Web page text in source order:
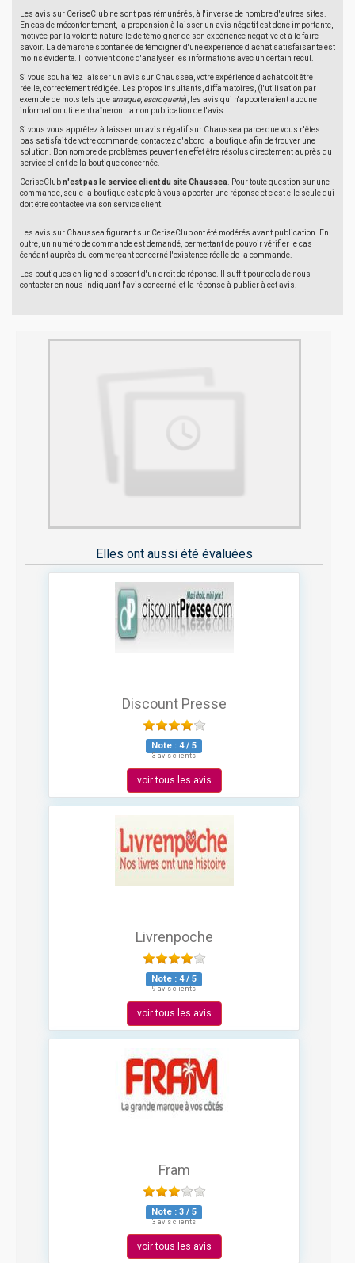
Les avis sur CeriseClub ne sont pas rémunérés, à l'inverse de nombre d'autres sites.
En cas de mécontentement, la propension à laisser un avis négatif est donc importante,
motivée par la volonté naturelle de témoigner de son expérience négative et à le faire
savoir. La démarche spontanée de témoigner d'une expérience d'achat satisfaisante est
moins évidente. Il convient donc d'analyser les informations avec un certain recul.
Si vous souhaitez laisser un avis sur Chaussea, votre expérience d'achat doit être
réelle, correctement rédigée. Les propos insultants, diffamatoires, (l'utilisation par
exemple de mots tels que arnaque, escroquerie), les avis qui n'apporteraient aucune
information utile entraîneront la non publication de l'avis.
Si vous vous apprêtez à laisser un avis négatif sur Chaussea parce que vous n'êtes
pas satisfait de votre commande, contactez d'abord la boutique afin de trouver une
solution. Bon nombre de problèmes peuvent en effet être résolus directement auprès du
service client de la boutique concernée.
CeriseClubn'est pas le service client du site Chaussea . Pour toute question sur une
commande, seule la boutique est apte à vous apporter une réponse et c'est elle seule qui
doit être contactée via son service client.
Les avis sur Chaussea figurant sur CeriseClub ont été modérés avant publication. En
outre, un numéro de commande est demandé, permettant de pouvoir vérifier le cas
échéant auprès du commerçant concerné l'existence réelle de la commande.
Les boutiques en ligne disposent d'un droit de réponse. Il suffit pour cela de nous
contacter en nous indiquant l'avis concerné, et la réponse à publier à cet avis.
Elles ont aussi été évaluées
Discount Presse
Note : 4/ 5
3 avis clients
voir tous les avis
Livrenpoche
Note : 4/ 5
9 avis clients
voir tous les avis
Fram
Note : 3 / 5
3 avis clients
voir tous les avis